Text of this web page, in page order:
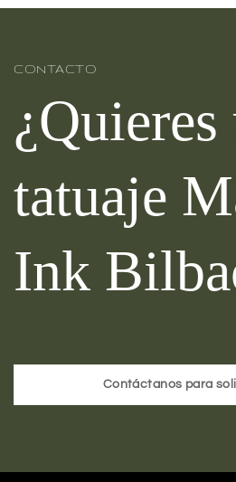
CONTACTO
¿Quieres
tatuaje
Ink
Contáctanos para